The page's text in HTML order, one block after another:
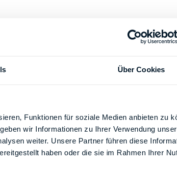
Über Cookies
Funktionen für soziale Medien anbieten zu
wir Informationen zu Ihrer Verwendung
weiter. Unsere Partner führen diese
haben oder die sie im Rahmen Ihrer